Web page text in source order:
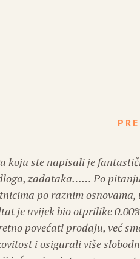
koju ste napisali je
zadataka…… Po
po raznim
je uvijek bio otprilike
povećati prodaju, već
i osigurali više